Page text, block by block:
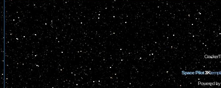
Space Pilot3K
Powered by